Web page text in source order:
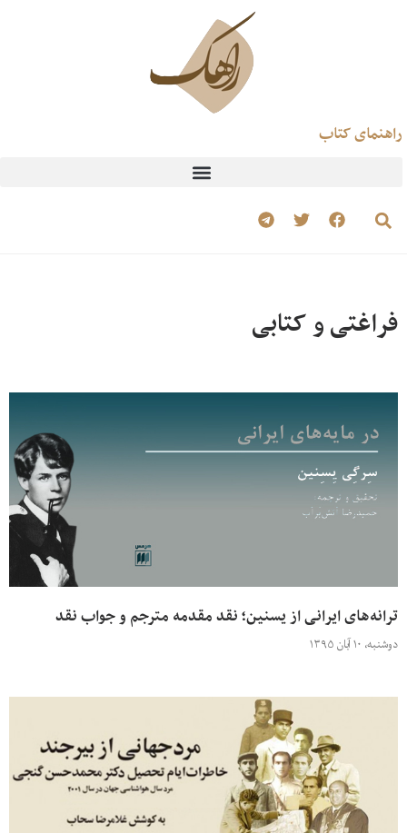
راهنمای کتاب
فراغتی و کتابی
ترانه‌های ایرانی از یسنین؛ نقد مقدمه مترجم و جواب نقد
دوشنبه، ۱۰ آبان ۱۳۹۵